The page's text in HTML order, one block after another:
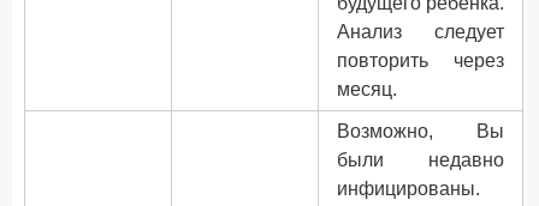
Анализ следует
повторить через
месяц.
Возможно, Вы
были недавно
инфицированы.